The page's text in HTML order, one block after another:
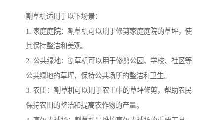
割草机适用于以下场景：
1. 家庭庭院：割草机可以用于修剪家庭庭院的草坪，使
其保持整洁和美观。
2. 公共绿地：割草机可以用于修剪公园、学校、社区等
公共绿地的草坪，保持公共场所的整洁和卫生。
3. 农田：割草机可以用于农田中的草坪修剪，帮助农民
保持农田的整洁和提高农作物的产量。